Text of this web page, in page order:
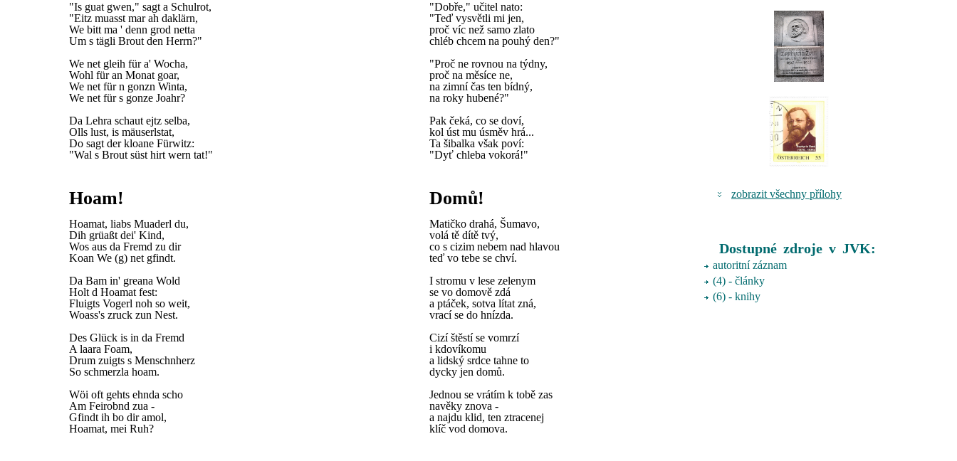
"Is guat gwen," sagt a Schulrot,
"Eitz muasst mar ah daklärn,
We bitt ma ' denn grod netta
Um s tägli Brout den Herrn?"
We net gleih für a' Wocha,
Wohl für an Monat goar,
We net für n gonzn Winta,
We net für s gonze Joahr?
Da Lehra schaut ejtz selba,
Olls lust, is mäuserlstat,
Do sagt der kloane Fürwitz:
"Wal s Brout süst hirt wern tat!"
"Dobře," učitel nato:
"Teď vysvětli mi jen,
proč víc než samo zlato
chléb chcem na pouhý den?"
"Proč ne rovnou na týdny,
proč na měsíce ne,
na zimní čas ten bídný,
na roky hubené?"
Pak čeká, co se doví,
kol úst mu úsměv hrá...
Ta šibalka však poví:
"Dyť chleba vokorá!"
Hoam!
Hoamat, liabs Muaderl du,
Dih grüaßt dei' Kind,
Wos aus da Fremd zu dir
Koan We (g) net gfindt.
Da Bam in' greana Wold
Holt d Hoamat fest:
Fluigts Vogerl noh so weit,
Woass's zruck zun Nest.
Des Glück is in da Fremd
A laara Foam,
Drum zuigts s Menschnherz
So schmerzla hoam.
Wöi oft gehts ehnda scho
Am Feirobnd zua -
Gfindt ih bo dir amol,
Hoamat, mei Ruh?
Domů!
Matičko drahá, Šumavo,
volá tě dítě tvý,
co s cizim nebem nad hlavou
teď vo tebe se chví.
I stromu v lese zelenym
se vo domově zdá
a ptáček, sotva lítat zná,
vrací se do hnízda.
Cizí štěstí se vomrzí
i kdovíkomu
a lidský srdce tahne to
dycky jen domů.
Jednou se vrátím k tobě zas
navěky znova -
a najdu klid, ten ztracenej
klíč vod domova.
zobrazit všechny přílohy
Dostupné zdroje v JVK:
autoritní záznam
(4) - články
(6) - knihy